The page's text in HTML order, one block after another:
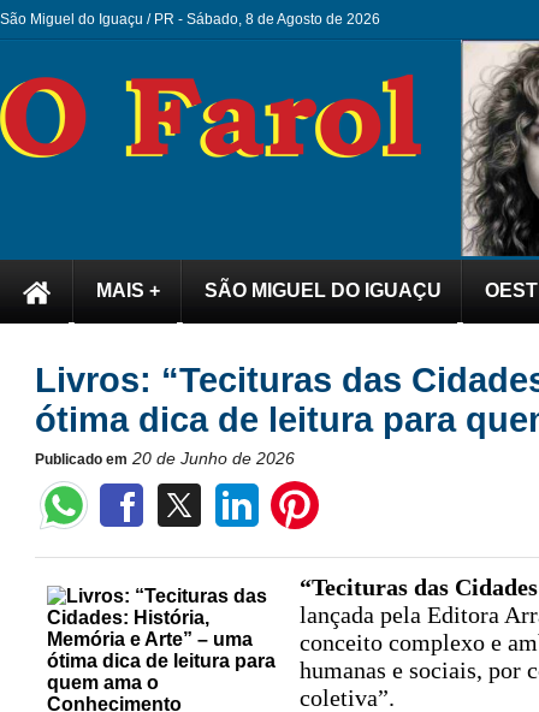
São Miguel do Iguaçu / PR - Sábado, 8 de Agosto de 2026
MAIS + SÃO MIGUEL DO IGUAÇU
Livros: “Tecituras das
ótima dica de leitura para
Publicado em 20 de Junho de 2026
“Tecituras das
lançada pela Editora
conceito complexo e
humanas e sociais, por
coletiva”.